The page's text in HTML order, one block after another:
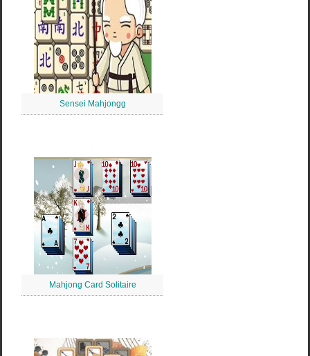
Sensei Mahjongg
Mahjong Card Solitaire